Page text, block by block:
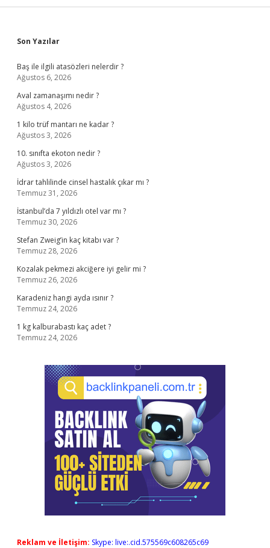
Sidebar
Son Yazılar
Baş ile ilgili atasözleri nelerdir ?
Ağustos 6, 2026
Aval zamanaşımı nedir ?
Ağustos 4, 2026
1 kilo trüf mantarı ne kadar ?
Ağustos 3, 2026
10. sınıfta ekoton nedir ?
Ağustos 3, 2026
İdrar tahlilinde cinsel hastalık çıkar mı ?
Temmuz 31, 2026
İstanbul’da 7 yıldızlı otel var mı ?
Temmuz 30, 2026
Stefan Zweig’in kaç kitabı var ?
Temmuz 28, 2026
Kozalak pekmezi akciğere iyi gelir mi ?
Temmuz 26, 2026
Karadeniz hangi ayda ısınır ?
Temmuz 24, 2026
1 kg kalburabastı kaç adet ?
Temmuz 24, 2026
Reklam ve İletişim: Skype: live:.cid.575569c608265c69